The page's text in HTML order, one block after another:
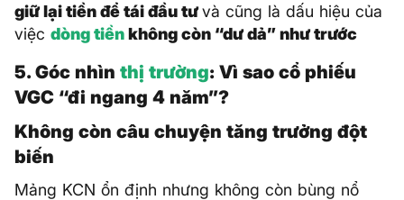
giữ lại tiền để tái đầu tưvà cũng là dấu hiệu của
việc dòng tiềnkhông còn “dư dả” như trước
5. Góc nhìn thị trường: Vì sao cổ phiếu
VGC “đi ngang 4 năm”?
Không còn câu chuyện tăng trưởng đột
biến
Mảng KCN ổn định nhưng không còn bùng nổ